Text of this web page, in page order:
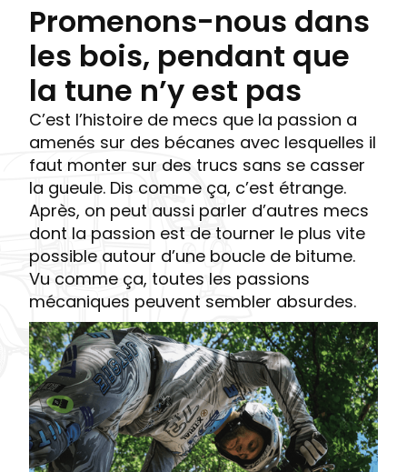
Promenons-nous dans
les bois, pendant que
la tune n’y est pas
C’est l’histoire de mecs que la passion a
amenés sur des bécanes avec lesquelles il
faut monter sur des trucs sans se casser
la gueule. Dis comme ça, c’est étrange.
Après, on peut aussi parler d’autres mecs
dont la passion est de tourner le plus vite
possible autour d’une boucle de bitume.
Vu comme ça, toutes les passions
mécaniques peuvent sembler absurdes.